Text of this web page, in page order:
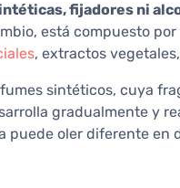
fijadores ni
está compuesto
, extractos
sintéticos, cuya
gradualmente y
puede oler diferente en